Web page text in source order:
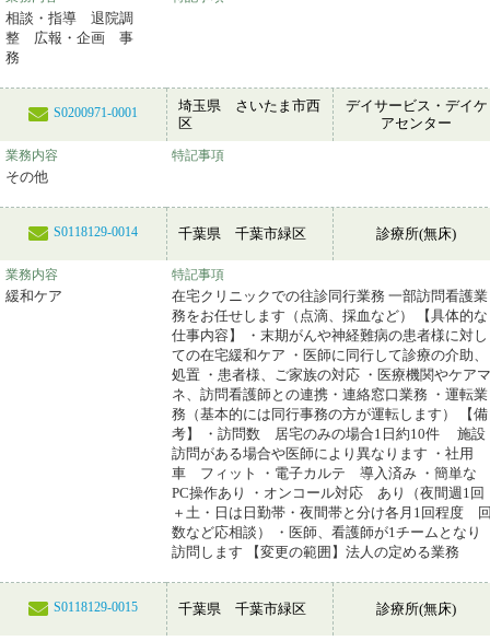
相談・指導 退院調
整 広報・企画 事
務
S0200971-0001
埼玉県 さいたま市西
区
デイサービス・デイケ
アセンター
業務内容
その他
特記事項
S0118129-0014 千葉県 千葉市緑区 診療所(無床)
業務内容
緩和ケア
特記事項
在宅クリニックでの往診同行業務 一部訪問看護業
務をお任せします（点滴、採血など） 【具体的な
仕事内容】 ・末期がんや神経難病の患者様に対し
ての在宅緩和ケア ・医師に同行して診療の介助、
処置 ・患者様、ご家族の対応 ・医療機関やケアマ
ネ、訪問看護師との連携・連絡窓口業務 ・運転業
務（基本的には同行事務の方が運転します） 【備
考】 ・訪問数 居宅のみの場合1日約10件 施設
訪問がある場合や医師により異なります ・社用
車 フィット ・電子カルテ 導入済み ・簡単な
PC操作あり ・オンコール対応 あり（夜間週1回
＋土・日は日勤帯・夜間帯と分け各月1回程度
数など応相談） ・医師、看護師が1チームとなり
訪問します 【変更の範囲】法人の定める業務
S0118129-0015 千葉県 千葉市緑区 診療所(無床)